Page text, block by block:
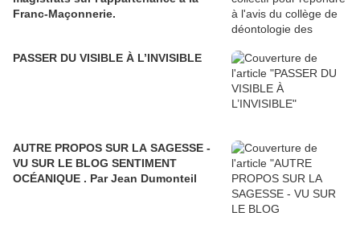
Franc-Maçonnerie.
PASSER DU VISIBLE À L’INVISIBLE
AUTRE PROPOS SUR LA SAGESSE -
VU SUR LE BLOG SENTIMENT
OCÉANIQUE . Par Jean Dumonteil